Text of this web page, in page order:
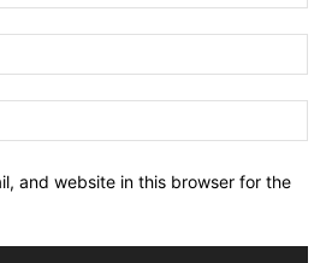
and website in this browser for the